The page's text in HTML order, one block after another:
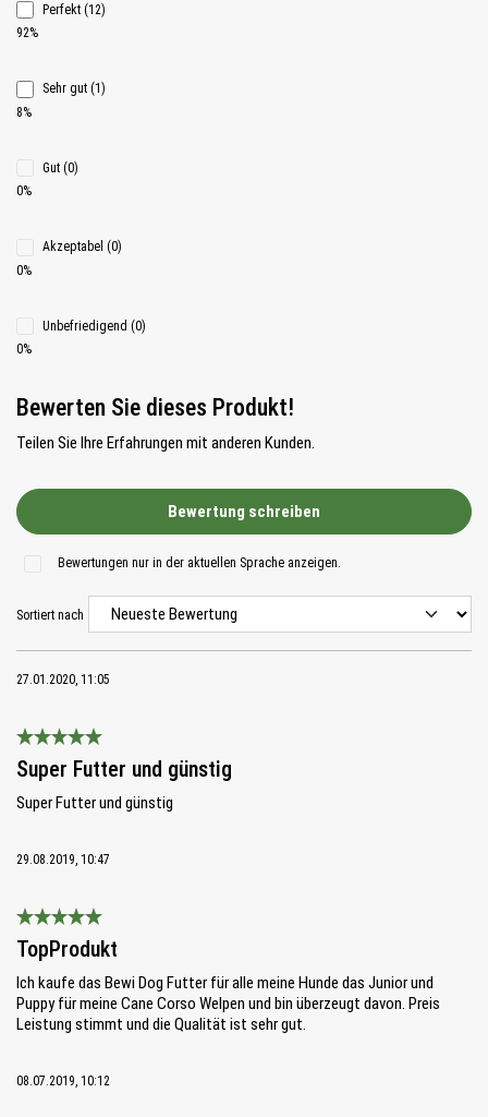
Perfekt (12)
92%
Sehr gut (1)
8%
Gut (0)
0%
Akzeptabel (0)
0%
Unbefriedigend (0)
0%
Bewerten Sie dieses Produkt!
Teilen Sie Ihre Erfahrungen mit anderen Kunden.
Bewertung schreiben
Bewertungen nur in der aktuellen Sprache anzeigen.
Sortiert nach
27.01.2020, 11:05
Bewertung mit 5 von 5 Sternen
Super Futter und günstig
Super Futter und günstig
29.08.2019, 10:47
Bewertung mit 5 von 5 Sternen
TopProdukt
Ich kaufe das Bewi Dog Futter für alle meine Hunde das Junior und
Puppy für meine Cane Corso Welpen und bin überzeugt davon. Preis
Leistung stimmt und die Qualität ist sehr gut.
08.07.2019, 10:12